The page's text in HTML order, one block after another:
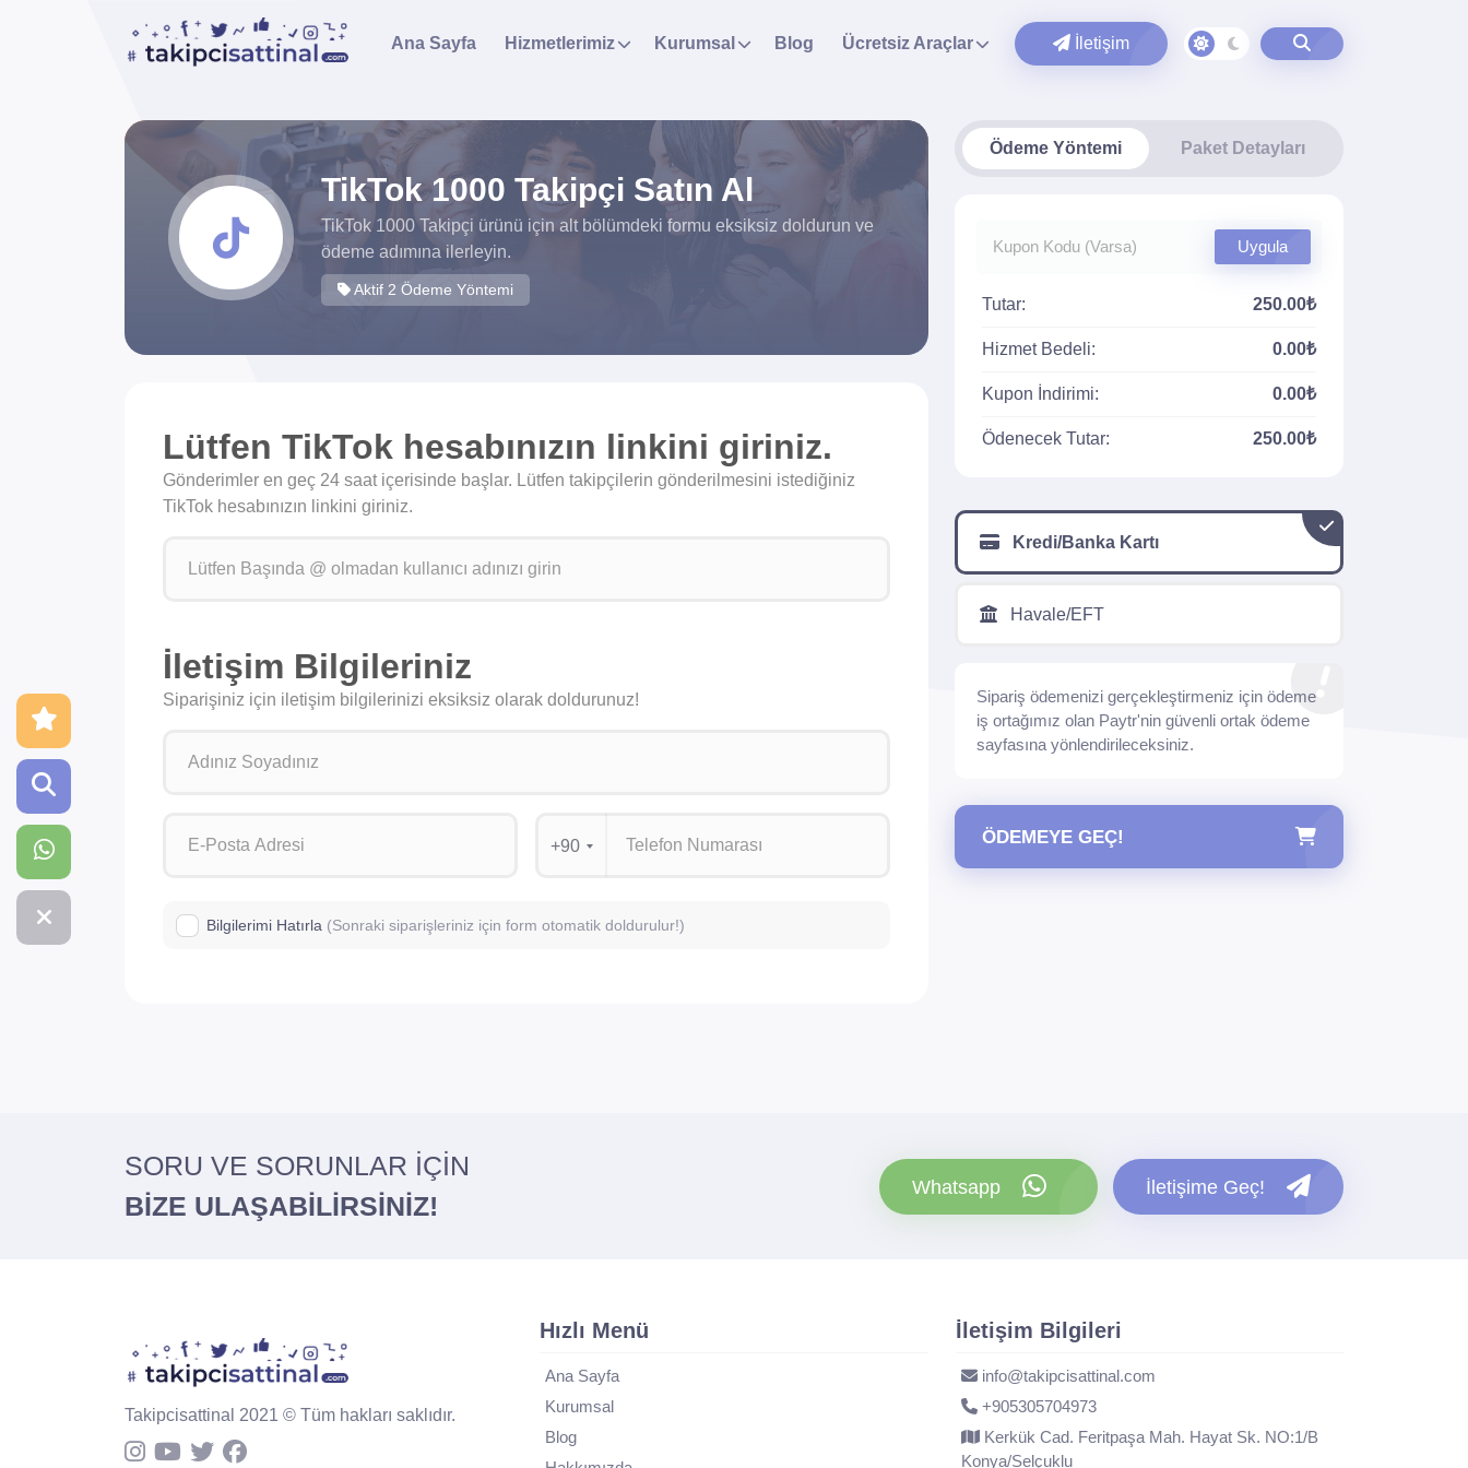
Ana Sayfa Hizmetlerimiz Kurumsal Blog Ücretsiz Araçlar İletişim
TikTok 1000 Takipçi Satın Al
TikTok 1000 Takipçi ürünü için alt bölümdeki formu eksiksiz doldurun ve
ödeme adımına ilerleyin.
Aktif 2 Ödeme Yöntemi
Lütfen TikTok hesabınızın linkini giriniz.
Gönderimler en geç 24 saat içerisinde başlar. Lütfen takipçilerin gönderilmesini istediğiniz
TikTok hesabınızın linkini giriniz.
İletişim Bilgileriniz
Siparişiniz için iletişim bilgilerinizi eksiksiz olarak doldurunuz!
+90
Bilgilerimi Hatırla (Sonraki siparişleriniz için form otomatik doldurulur!)
Ödeme Yöntemi Paket Detayları
Uygula
Tutar: 250.00₺
Hizmet Bedeli: 0.00₺
Kupon İndirimi: 0.00₺
Ödenecek Tutar: 250.00₺
Kredi/Banka Kartı
Havale/EFT
Sipariş ödemenizi gerçekleştirmeniz için ödeme
iş ortağımız olan Paytr'nin güvenli ortak ödeme
sayfasına yönlendirileceksiniz.
ÖDEMEYE GEÇ!
SORU VE SORUNLAR İÇİN
BİZE ULAŞABİLİRSİNİZ!
Whatsapp İletişime Geç!
Takipcisattinal 2021 © Tüm hakları saklıdır.
Hızlı Menü
Ana Sayfa
Kurumsal
Blog
İletişim Bilgileri
info@takipcisattinal.com
+905305704973
Kerkük Cad. Feritpaşa Mah. Hayat Sk. NO:1/B
Konya/Selçuklu